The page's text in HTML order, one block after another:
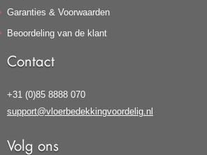
Garanties & Voorwaarden
Beoordeling van de klant
Contact
+31 (0)85 8888 070
support@vloerbedekkingvoordelig.nl
Volg ons